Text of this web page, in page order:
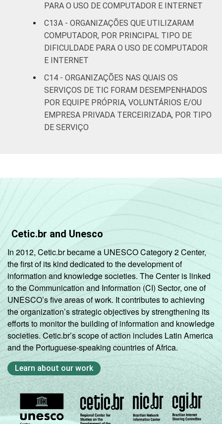
PARA O USO DE COMPUTADOR E INTERNET
C13A - ORGANIZAÇÕES QUE UTILIZARAM
COMPUTADOR, POR PRINCIPAL TIPO DE
DIFICULDADE PARA O USO DE COMPUTADOR
E INTERNET
C14 - ORGANIZAÇÕES NAS QUAIS OS
SERVIÇOS DE TIC FORAM DESEMPENHADOS
POR EQUIPE PRÓPRIA, VOLUNTÁRIOS E/OU
EMPRESA PRIVADA TERCEIRIZADA, POR TIPO
DE SERVIÇO
Cetic.br and Unesco
In 2012, Cetic.br became a UNESCO Category 2 Center,
the first of its kind dedicated to the development of
information and knowledge societies. The Center is linked
to the Communication and Information (CI) Sector, one of
UNESCO’s five areas of work. It contributes to achieving
the organization’s strategic objectives by strengthening its
efforts to monitor the building of information and knowledge
societies. Cetic.br’s scope of action includes Latin America
and the Portuguese-speaking countries of Africa.
Learn about our work